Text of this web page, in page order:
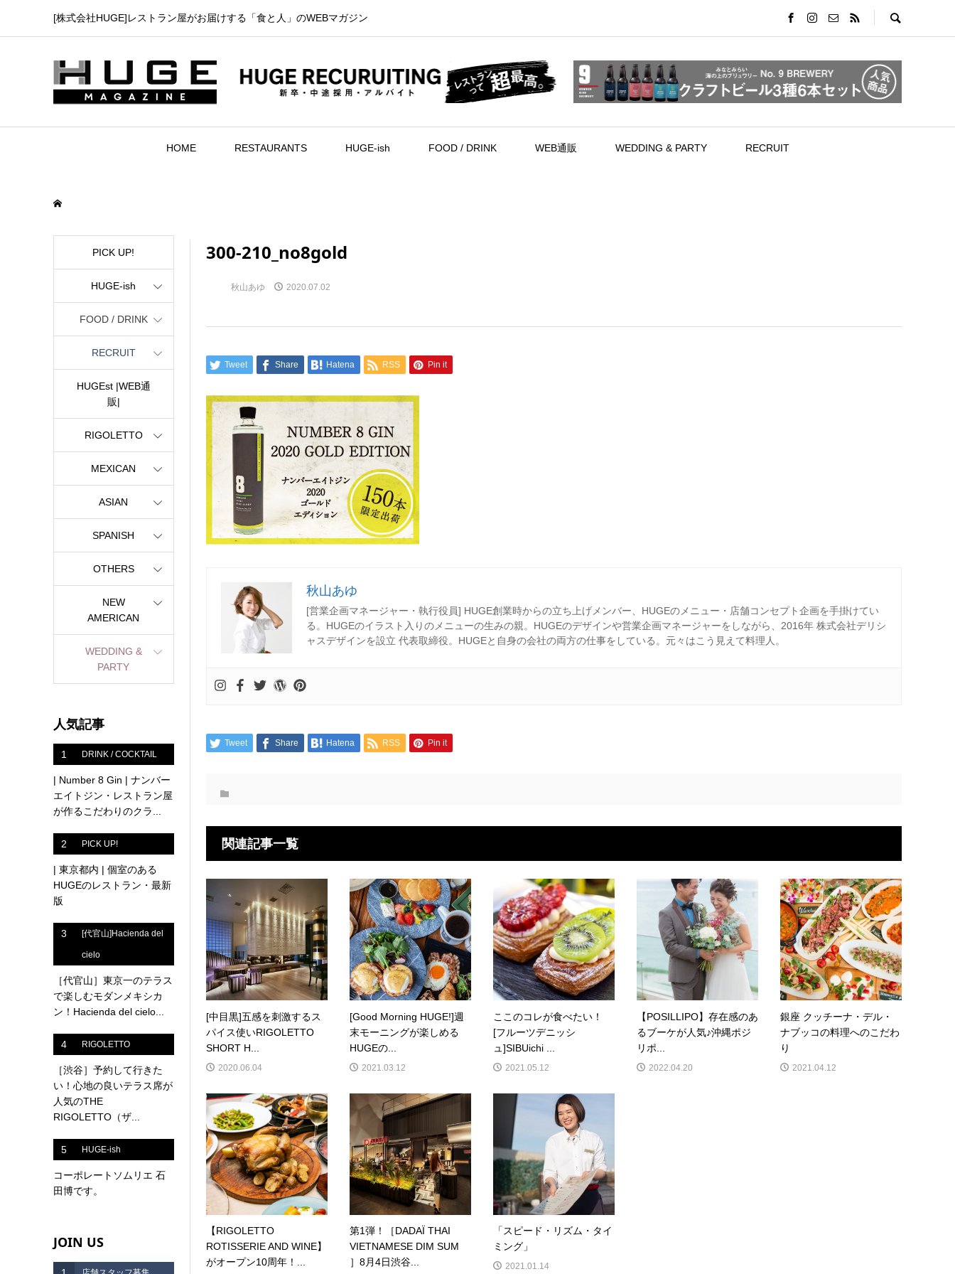
[株式会社HUGE]レストラン屋がお届けする「食と人」のWEBマガジン
HOME RESTAURANTS HUGE-ish FOOD / DRINK WEB通販 WEDDING & PARTY RECRUIT
300-210_no8gold
秋山あゆ 2020.07.02
Tweet Share Hatena RSS Pin it
秋山あゆ
[営業企画マネージャー・執行役員] HUGE創業時からの立ち上げメンバー、HUGEのメニュー・店舗コンセプト企画を手掛けてい
る。HUGEのイラスト入りのメニューの生みの親。HUGEのデザインや営業企画マネージャーをしながら、2016年 株式会社デリシ
ャスデザインを設立 代表取締役。HUGEと自身の会社の両方の仕事をしている。元々はこう見えて料理人。
Tweet Share Hatena RSS Pin it
関連記事一覧
[中目黒]五感を刺激するス
パイス使いRIGOLETTO
SHORT H...
2020.06.04
[Good Morning HUGE!]週
末モーニングが楽しめる
HUGEの...
2021.03.12
ここのコレが食べたい！
[フルーツデニッシ
ュ]SIBUichi ...
2021.05.12
【POSILLIPO】存在感のあ
るブーケが人気♪沖縄ポジ
リポ...
2022.04.20
銀座 クッチーナ・デル・
ナブッコの料理へのこだわ
り
2021.04.12
【RIGOLETTO
ROTISSERIE AND WINE】
がオープン10周年！...
第1弾！［DADAÏ THAI
VIETNAMESE DIM SUM
］8月4日渋谷...
「スピード・リズム・タイ
ミング」
2021.01.14
PICK UP!
HUGE-ish
FOOD / DRINK
RECRUIT
HUGEst |WEB通
販|
RIGOLETTO
MEXICAN
ASIAN
SPANISH
OTHERS
NEW
AMERICAN
WEDDING &
PARTY
人気記事
1 DRINK / COCKTAIL
| Number 8 Gin | ナンバー
エイトジン・レストラン屋
が作るこだわりのクラ...
2 PICK UP!
| 東京都内 | 個室のある
HUGEのレストラン・最新
版
3 [代官山]Hacienda del
cielo
［代官山］東京一のテラス
で楽しむモダンメキシカ
ン！Hacienda del cielo...
4 RIGOLETTO
［渋谷］予約して行きた
い！心地の良いテラス席が
人気のTHE
RIGOLETTO（ザ...
5 HUGE-ish
コーポレートソムリエ 石
田博です。
JOIN US